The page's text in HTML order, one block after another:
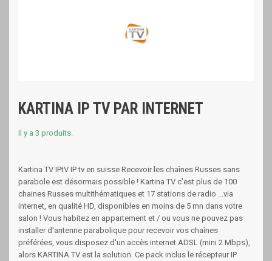
KARTINA IP TV PAR INTERNET
Il y a 3 produits.
Kartina TV IPtV IP tv en suisse Recevoir les chaînes Russes sans
parabole est désormais possible ! Kartina TV c'est plus de 100
chaines Russes multithématiques et 17 stations de radio ...via
internet, en qualité HD, disponibles en moins de 5 mn dans votre
salon ! Vous habitez en appartement et / ou vous ne pouvez pas
installer d'antenne parabolique pour recevoir vos chaînes
préférées, vous disposez d'un accès internet ADSL (mini 2 Mbps),
alors KARTINA TV est la solution. Ce pack inclus le récepteur IP